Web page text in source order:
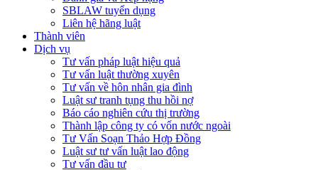
SBLAW tuyển dụng
Liên hệ hãng luật
Thành viên
Dịch vụ
Tư vấn pháp luật hiệu quả
Tư vấn luật thường xuyên
Tư vấn về hôn nhân gia đình
Luật sư tranh tụng thu hồi nợ
Báo cáo nghiên cứu thị trường
Thành lập công ty có vốn nước ngoài
Tư Vấn Soạn Thảo Hợp Đồng
Luật sư tư vấn luật lao động
Tư vấn đầu tư